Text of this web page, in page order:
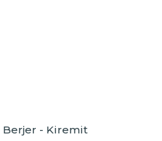
Berjer - Kiremit